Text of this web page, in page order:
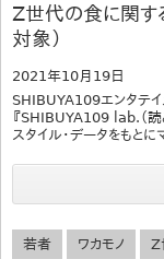
Z世代の食に関
対象）
2021年10月19日
SHIBUYA109エンタテイ
『SHIBUYA109 lab.（読
スタイル・データをもとに
若者 ワカモノ Z